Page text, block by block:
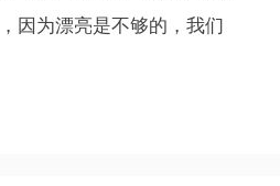
因为漂亮是不够的，我们